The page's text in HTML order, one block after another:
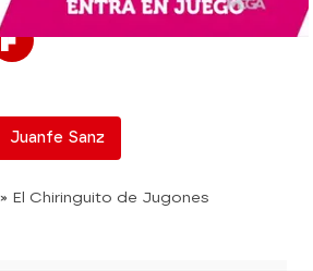
Flipboard
Juanfe Sanz
» El Chiringuito de Jugones